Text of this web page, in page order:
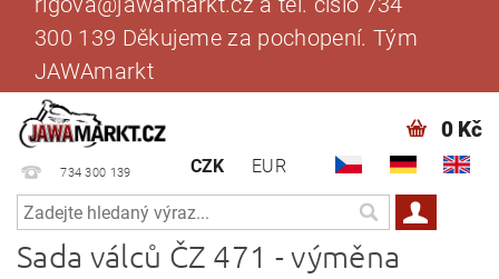
300 139 Děkujeme za pochopení. Tým
JAWAmarkt
734 300 139 CZK EUR
0 Kč
Sada válců ČZ 471 - výměna